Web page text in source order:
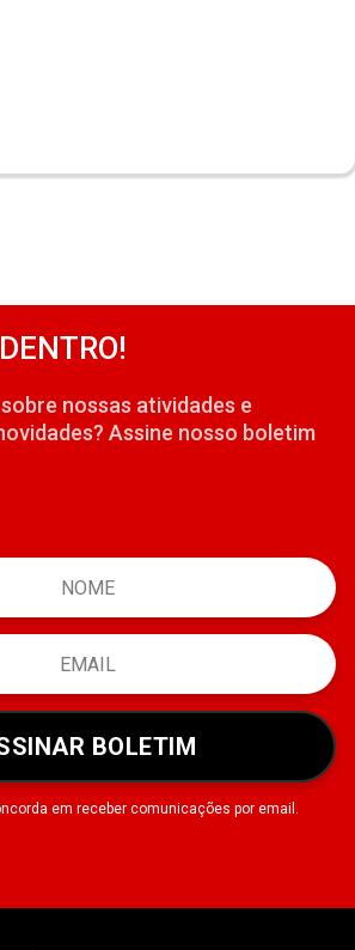
nossas atividades e
Assine nosso boletim
BOLETIM
em receber comunicações por email.